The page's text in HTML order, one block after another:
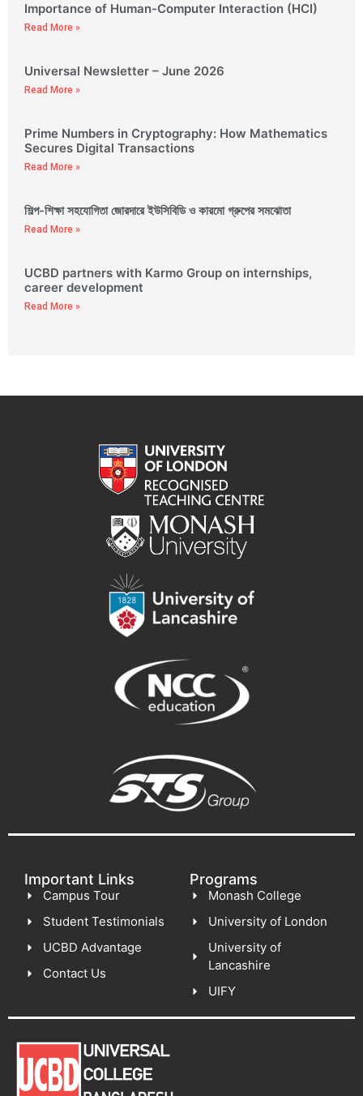
Importance of Human-Computer Interaction (HCI)
Read More »
Universal Newsletter – June 2026
Read More »
Prime Numbers in Cryptography: How Mathematics
Secures Digital Transactions
Read More »
শিল্প-শিক্ষা সহযোগিতা জোরদারে ইউসিবিডি ও কারমো গ্রুপের সমঝোতা
Read More »
UCBD partners with Karmo Group on internships,
career development
Read More »
Important Links
Campus Tour
Student Testimonials
UCBD Advantage
Contact Us
Programs
Monash College
University of London
University of
Lancashire
UIFY